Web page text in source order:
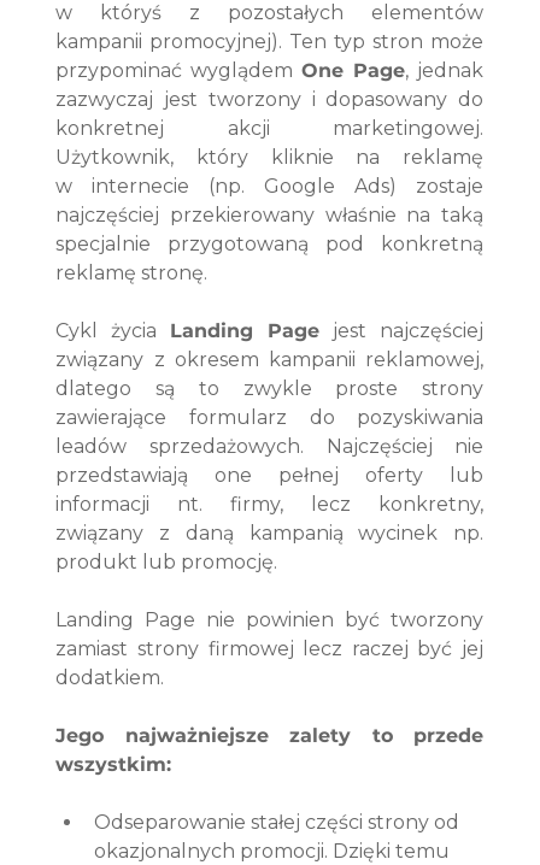
w któryś z pozostałych elementów
kampanii promocyjnej). Ten typ stron może
przypominać wyglądem One Page, jednak
zazwyczaj jest tworzony i dopasowany do
konkretnej akcji marketingowej.
Użytkownik, który kliknie na reklamę
w internecie (np. Google Ads) zostaje
najczęściej przekierowany właśnie na taką
specjalnie przygotowaną pod konkretną
reklamę stronę.
Cykl życia Landing Page jest najczęściej
związany z okresem kampanii reklamowej,
dlatego są to zwykle proste strony
zawierające formularz do pozyskiwania
leadów sprzedażowych. Najczęściej nie
przedstawiają one pełnej oferty lub
informacji nt. firmy, lecz konkretny,
związany z daną kampanią wycinek np.
produkt lub promocję.
Landing Page nie powinien być tworzony
zamiast strony firmowej lecz raczej być jej
dodatkiem.
Jego najważniejsze zalety to przede
wszystkim:
Odseparowanie stałej części strony od
okazjonalnych promocji. Dzięki temu